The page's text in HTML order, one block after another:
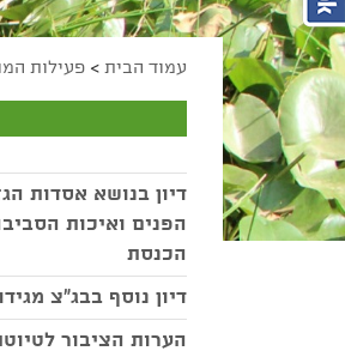
עמוד הבית > פעילות
דיון בנושא אסדות
הפנים ואיכות
הכנסת
דיון נוסף בבג"צ
הערות הציבור